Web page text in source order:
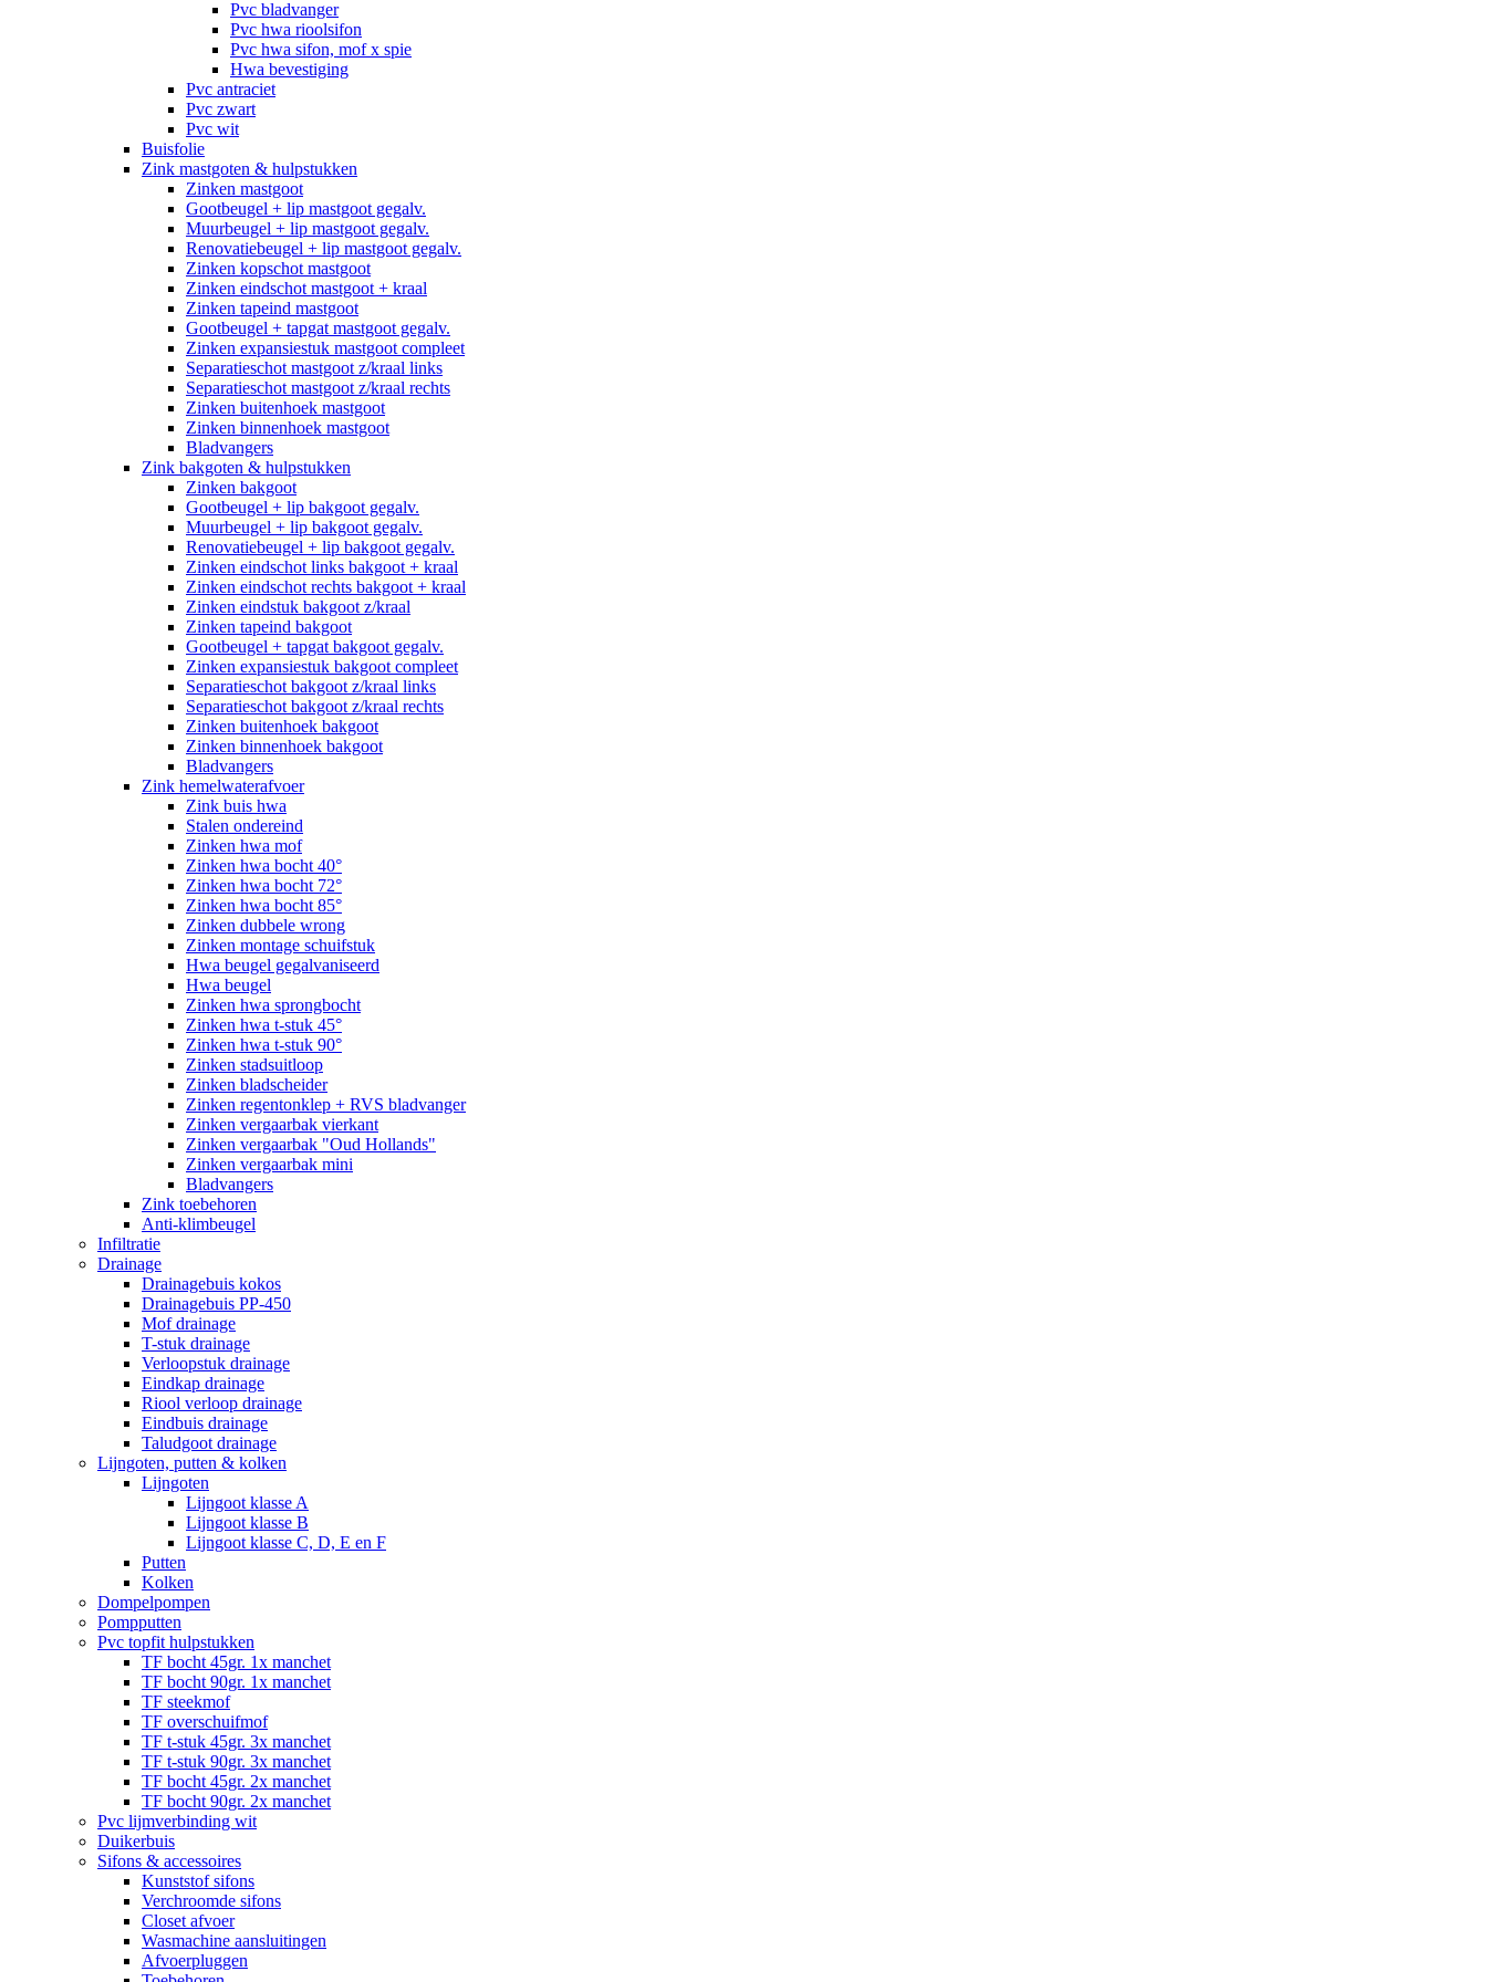
Pvc bladvanger
Pvc hwa rioolsifon
Pvc hwa sifon, mof x spie
Hwa bevestiging
Pvc antraciet
Pvc zwart
Pvc wit
Buisfolie
Zink mastgoten & hulpstukken
Zinken mastgoot
Gootbeugel + lip mastgoot gegalv.
Muurbeugel + lip mastgoot gegalv.
Renovatiebeugel + lip mastgoot gegalv.
Zinken kopschot mastgoot
Zinken eindschot mastgoot + kraal
Zinken tapeind mastgoot
Gootbeugel + tapgat mastgoot gegalv.
Zinken expansiestuk mastgoot compleet
Separatieschot mastgoot z/kraal links
Separatieschot mastgoot z/kraal rechts
Zinken buitenhoek mastgoot
Zinken binnenhoek mastgoot
Bladvangers
Zink bakgoten & hulpstukken
Zinken bakgoot
Gootbeugel + lip bakgoot gegalv.
Muurbeugel + lip bakgoot gegalv.
Renovatiebeugel + lip bakgoot gegalv.
Zinken eindschot links bakgoot + kraal
Zinken eindschot rechts bakgoot + kraal
Zinken eindstuk bakgoot z/kraal
Zinken tapeind bakgoot
Gootbeugel + tapgat bakgoot gegalv.
Zinken expansiestuk bakgoot compleet
Separatieschot bakgoot z/kraal links
Separatieschot bakgoot z/kraal rechts
Zinken buitenhoek bakgoot
Zinken binnenhoek bakgoot
Bladvangers
Zink hemelwaterafvoer
Zink buis hwa
Stalen ondereind
Zinken hwa mof
Zinken hwa bocht 40°
Zinken hwa bocht 72°
Zinken hwa bocht 85°
Zinken dubbele wrong
Zinken montage schuifstuk
Hwa beugel gegalvaniseerd
Hwa beugel
Zinken hwa sprongbocht
Zinken hwa t-stuk 45°
Zinken hwa t-stuk 90°
Zinken stadsuitloop
Zinken bladscheider
Zinken regentonklep + RVS bladvanger
Zinken vergaarbak vierkant
Zinken vergaarbak "Oud Hollands"
Zinken vergaarbak mini
Bladvangers
Zink toebehoren
Anti-klimbeugel
Infiltratie
Drainage
Drainagebuis kokos
Drainagebuis PP-450
Mof drainage
T-stuk drainage
Verloopstuk drainage
Eindkap drainage
Riool verloop drainage
Eindbuis drainage
Taludgoot drainage
Lijngoten, putten & kolken
Lijngoten
Lijngoot klasse A
Lijngoot klasse B
Lijngoot klasse C, D, E en F
Putten
Kolken
Dompelpompen
Pompputten
Pvc topfit hulpstukken
TF bocht 45gr. 1x manchet
TF bocht 90gr. 1x manchet
TF steekmof
TF overschuifmof
TF t-stuk 45gr. 3x manchet
TF t-stuk 90gr. 3x manchet
TF bocht 45gr. 2x manchet
TF bocht 90gr. 2x manchet
Pvc lijmverbinding wit
Duikerbuis
Sifons & accessoires
Kunststof sifons
Verchroomde sifons
Closet afvoer
Wasmachine aansluitingen
Afvoerpluggen